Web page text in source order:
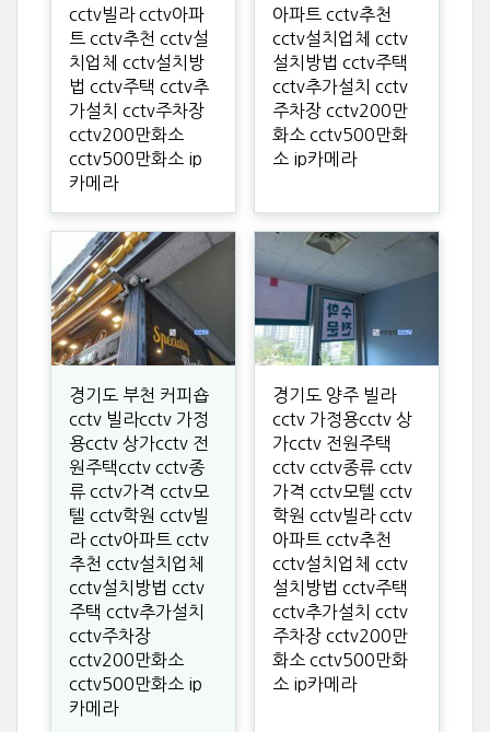
cctv빌라 cctv아파
트 cctv추천 cctv설
치업체 cctv설치방
법 cctv주택 cctv추
가설치 cctv주차장
cctv200만화소
cctv500만화소 ip
카메라
아파트 cctv추천
cctv설치업체 cctv
설치방법 cctv주택
cctv추가설치 cctv
주차장 cctv200만
화소 cctv500만화
소 ip카메라
경기도 부천 커피숍
cctv 빌라cctv 가정
용cctv 상가cctv 전
원주택cctv cctv종
류 cctv가격 cctv모
텔 cctv학원 cctv빌
라 cctv아파트 cctv
추천 cctv설치업체
cctv설치방법 cctv
주택 cctv추가설치
cctv주차장
cctv200만화소
cctv500만화소 ip
카메라
경기도 양주 빌라
cctv 가정용cctv 상
가cctv 전원주택
cctv cctv종류 cctv
가격 cctv모텔 cctv
학원 cctv빌라 cctv
아파트 cctv추천
cctv설치업체 cctv
설치방법 cctv주택
cctv추가설치 cctv
주차장 cctv200만
화소 cctv500만화
소 ip카메라